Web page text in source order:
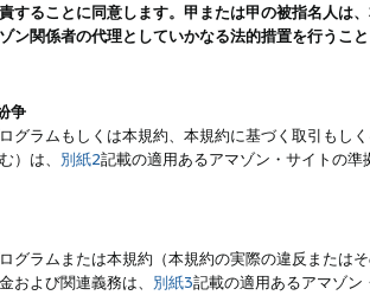
することに同意します。甲または甲の被指名人は
ン関係者の代理としていかなる法的措置を行うこ
争
グラムもしくは本規約、本規約に基づく取引もし
）は、 別紙2記載の適用あるアマゾン・サイトの
グラムまたは本規約（本規約の実際の違反または
および関連義務は、 別紙3記載の適用あるアマゾン